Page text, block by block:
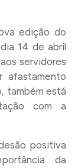
edição do
14 de abril
servidores
afastamento
também está
com a
positiva
da